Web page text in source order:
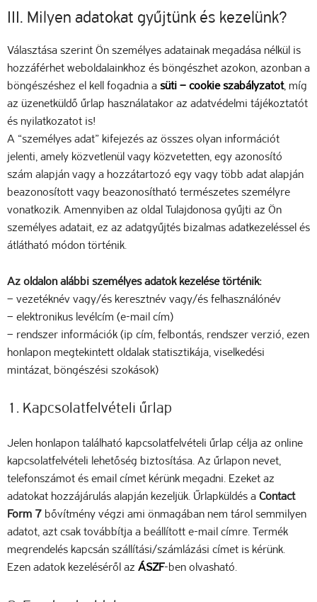
III. Milyen adatokat gyűjtünk és kezelünk?
Választása szerint Ön személyes adatainak megadása nélkül is
hozzáférhet weboldalainkhoz és böngészhet azokon, azonban a
böngészéshez el kell fogadnia a süti – cookie szabályzatot, míg
az üzenetküldő űrlap használatakor az adatvédelmi tájékoztatót
és nyilatkozatot is!
A “személyes adat” kifejezés az összes olyan információt
jelenti, amely közvetlenül vagy közvetetten, egy azonosító
szám alapján vagy a hozzátartozó egy vagy több adat alapján
beazonosított vagy beazonosítható természetes személyre
vonatkozik. Amennyiben az oldal Tulajdonosa gyűjti az Ön
személyes adatait, ez az adatgyűjtés bizalmas adatkezeléssel és
átlátható módon történik.
Az oldalon alábbi személyes adatok kezelése történik:
– vezetéknév vagy/és keresztnév vagy/és felhasználónév
– elektronikus levélcím (e-mail cím)
– rendszer információk (ip cím, felbontás, rendszer verzió, ezen
honlapon megtekintett oldalak statisztikája, viselkedési
mintázat, böngészési szokások)
1. Kapcsolatfelvételi űrlap
Jelen honlapon található kapcsolatfelvételi űrlap célja az online
kapcsolatfelvételi lehetőség biztosítása. Az űrlapon nevet,
telefonszámot és email címet kérünk megadni. Ezeket az
adatokat hozzájárulás alapján kezeljük. Űrlapküldés a Contact
Form 7 bővítmény végzi ami önmagában nem tárol semmilyen
adatot, azt csak továbbítja a beállított e-mail címre. Termék
megrendelés kapcsán szállítási/számlázási címet is kérünk.
Ezen adatok kezeléséről az ÁSZF-ben olvasható.